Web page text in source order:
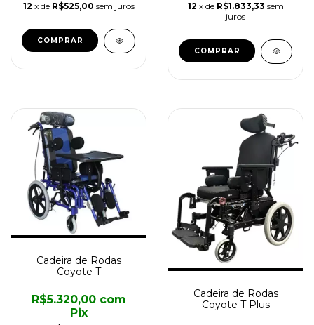
12 x de R$525,00 sem juros
COMPRAR
12 x de R$1.833,33 sem
juros
Cadeira de Rodas
Coyote T
R$5.320,00 com
Pix
Cadeira de Rodas
Coyote T Plus